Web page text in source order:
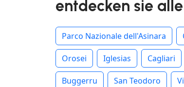
entdecken sie
Parco Nazionale dell'Asinara
Orosei Iglesias Cagliari
Buggerru San Teodoro